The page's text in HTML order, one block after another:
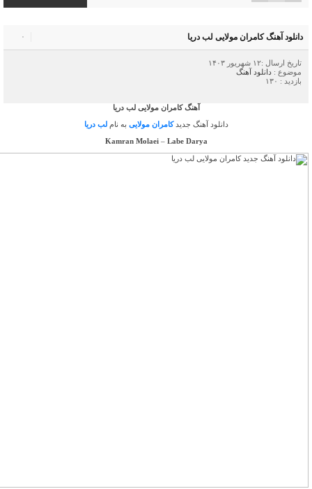
۰ دانلود آهنگ کامران مولایی لب دریا
تاریخ ارسال :۱۲ شهریور ۱۴۰۳
موضوع : دانلود آهنگ
بازدید : ۱۳۰
آهنگ کامران مولایی لب دریا
دانلود آهنگ جدید کامران مولایی به ناملب دریا
Kamran Molaei– Labe Darya